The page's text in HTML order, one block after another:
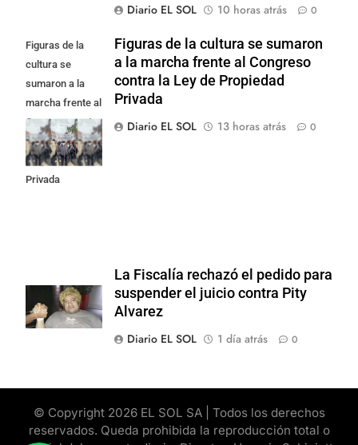
Diario EL SOL
10 horas atrás 0
Figuras de la
cultura se
sumaron a la
marcha frente al
Congreso contra
la Ley de
Propiedad
Privada
Figuras de la cultura se sumaron
a la marcha frente al Congreso
contra la Ley de Propiedad
Privada
Diario EL SOL
13 horas atrás 0
La Fiscalía rechazó el pedido para
suspender el juicio contra Pity
Alvarez
Diario EL SOL
1 día atrás 0
© Copyright 2026 EL SOL SA | Todos los derechos
reservados. Queda prohibida la reproducción total o